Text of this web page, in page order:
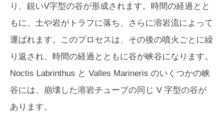
り、鋭いV字型の谷が形成されます。時間の経過とと
もに、土や岩がトラフに落ち、さらに溶岩流によって
運ばれます。このプロセスは、その後の噴火ごとに繰
り返され、時間の経過とともに谷が峡谷になります。
Noctis Labrinthus と Valles Marineris のいくつかの峡
谷には、崩壊した溶岩チューブの同じ V 字型の谷が
あります。